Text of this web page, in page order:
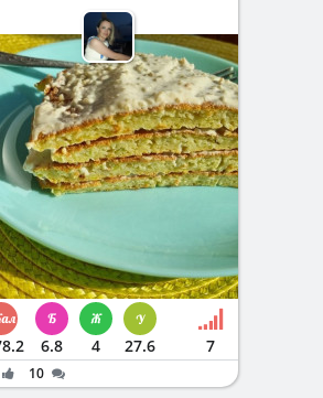
6.8 4 27.6 7
10